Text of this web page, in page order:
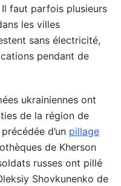
faut parfois plusieurs
les villes
sans électricité,
pendant de
ukrainiennes ont
de la région de
d’un pillage
de Kherson
russes ont pillé
Shovkunenko de